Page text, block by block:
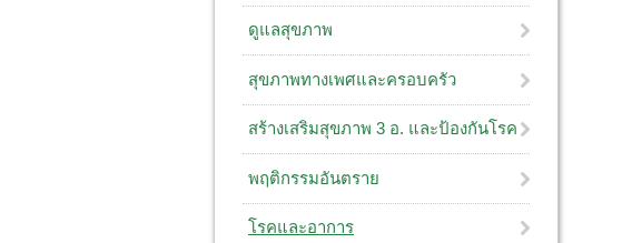
ดูแลสุขภาพ
สุขภาพทางเพศและครอบครัว
สร้างเสริมสุขภาพ 3 อ. ​และป้องกันโรค
พฤติกรรมอันตราย
โรคและอาการ